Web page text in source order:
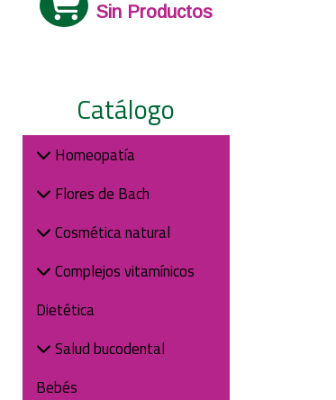
Sin Productos
Catálogo
Homeopatía
Flores de Bach
Cosmética natural
Complejos vitamínicos
Dietética
Salud bucodental
Bebés